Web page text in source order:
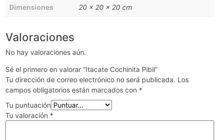
Dimensiones 20 × 20 × 20 cm
Valoraciones
No hay valoraciones aún.
Sé el primero en valorar “Itacate Cochinita Pibil”
Tu dirección de correo electrónico no será publicada. Los
campos obligatorios están marcados con *
Tu puntuación
Tu valoración *